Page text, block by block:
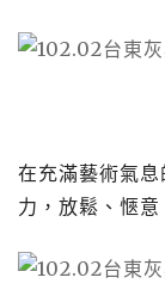
在充滿藝術氣
力，放鬆、愜意